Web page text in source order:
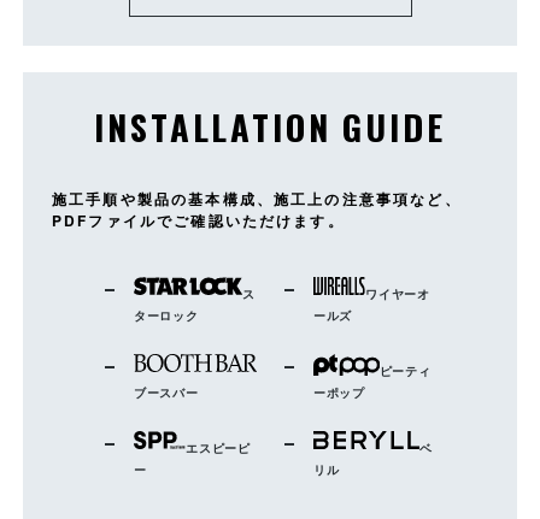
INSTALLATION GUIDE
施工手順や製品の基本構成、施工上の注意事項など、
PDFファイルでご確認いただけます。
ス
ターロック
ブースバー
エスピーピ
ー
ワイヤーオ
ールズ
ピーティ
ーポップ
ベ
リル